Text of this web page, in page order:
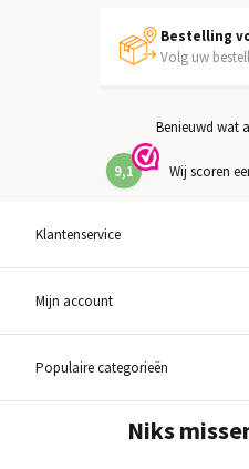
Bestelling
Volg uw
Benieuwd wat
9,1 Wij scoren
Klantenservice
Mijn account
Populaire categorieën
Niks